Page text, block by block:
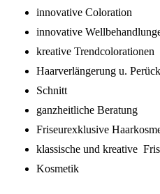
innovative Coloration
innovative
kreative Trendcolorationen
Haarverlängerung u.
Schnitt
ganzheitliche Beratung
Friseurexklusive
klassische und kreative
Kosmetik